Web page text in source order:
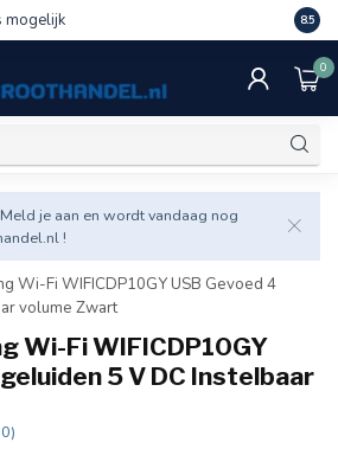
mogelijk Veel
8.5
0
je aan en wordt vandaag nog
!
Wi-Fi WIFICDP10GY USB Gevoed 4
volume Zwart
Wi-Fi WIFICDP10GY
5 V DC Instelbaar